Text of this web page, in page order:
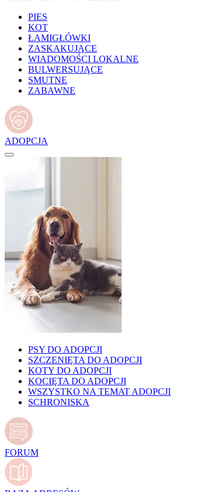
PIES
KOT
ŁAMIGŁÓWKI
ZASKAKUJĄCE
WIADOMOŚCI LOKALNE
BULWERSUJĄCE
SMUTNE
ZABAWNE
ADOPCJA
PSY DO ADOPCJI
SZCZENIĘTA DO ADOPCJI
KOTY DO ADOPCJI
KOCIĘTA DO ADOPCJI
WSZYSTKO NA TEMAT ADOPCJI
SCHRONISKA
FORUM